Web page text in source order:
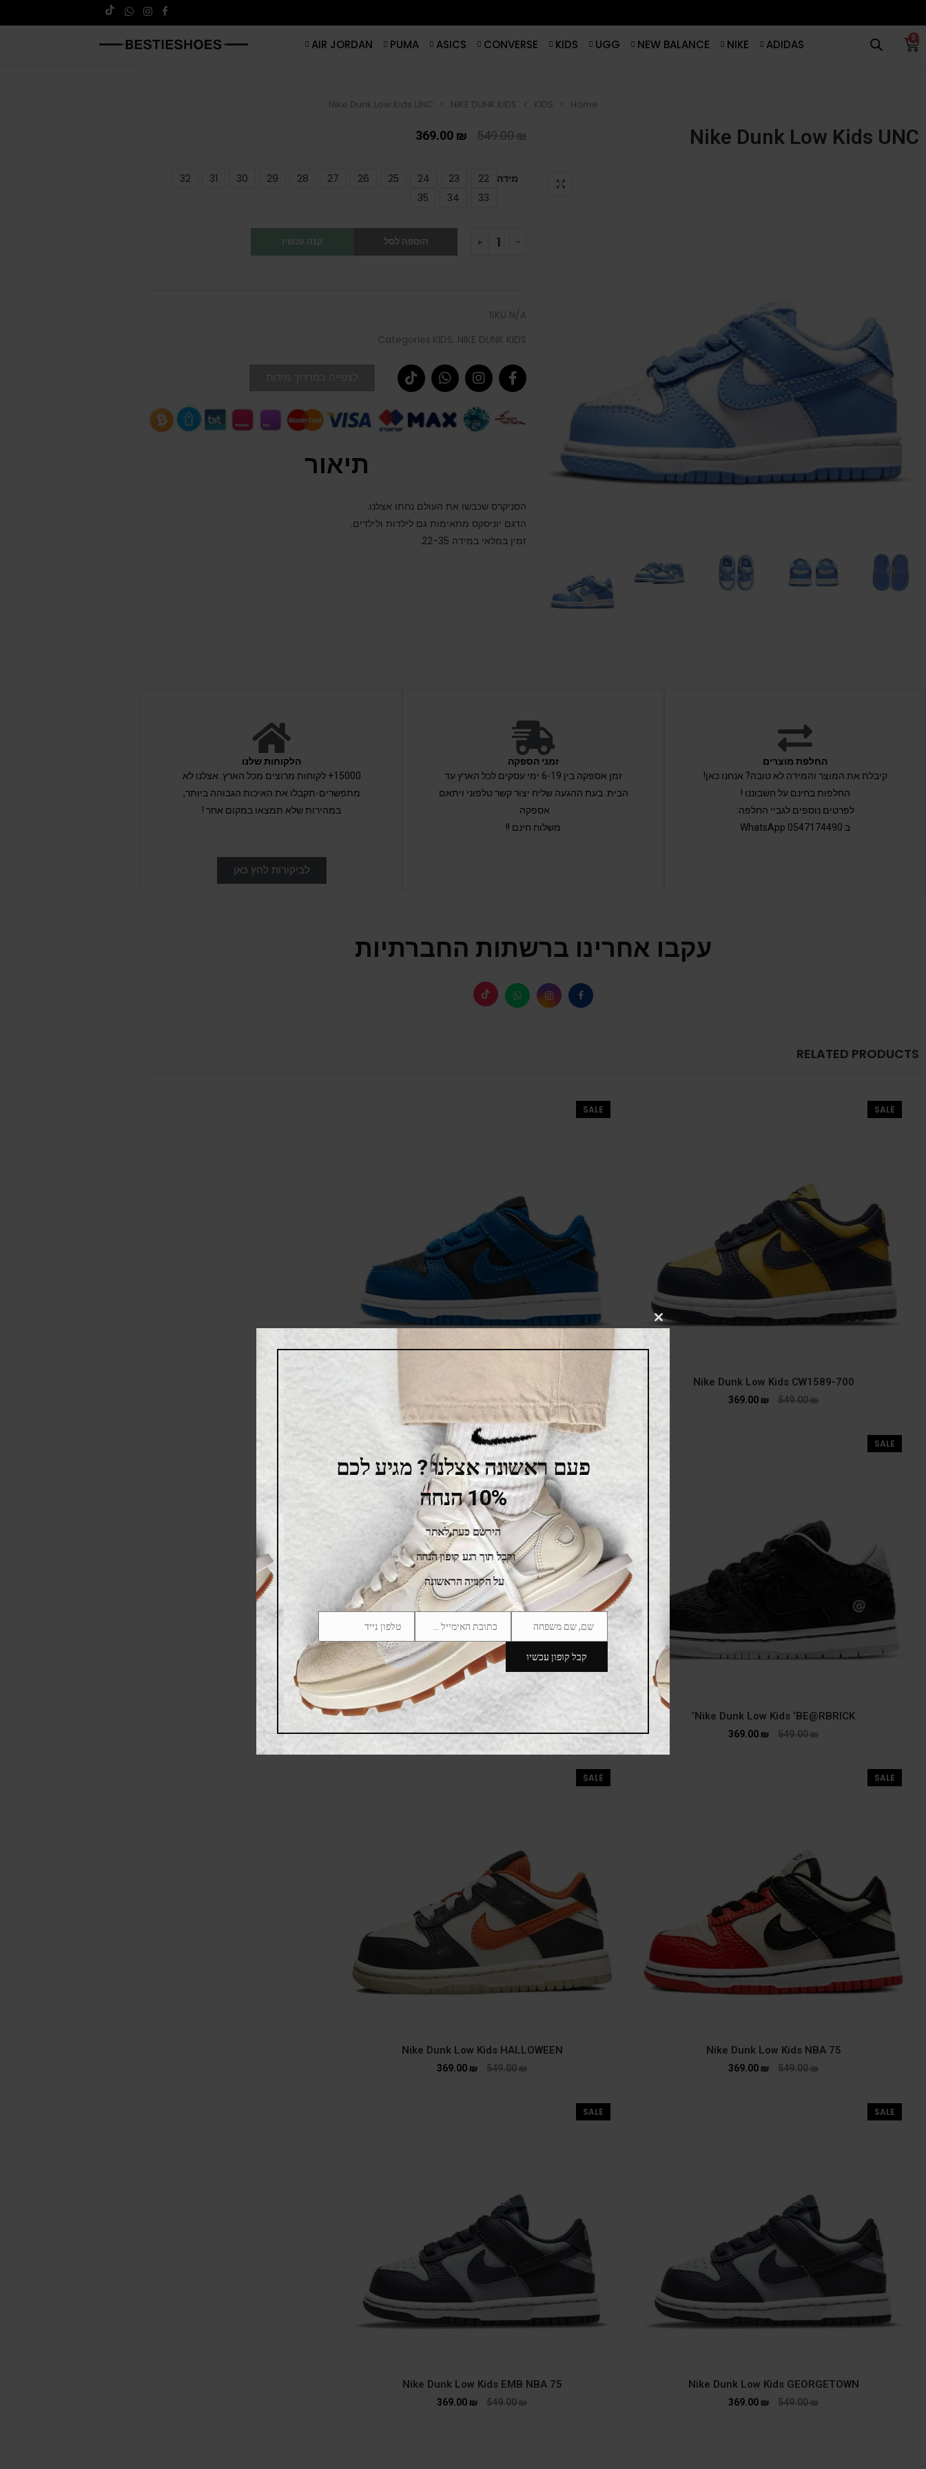
0
ADIDAS
NIKE
NEW BALANCE
UGG
KIDS
CONVERSE
ASICS
PUMA
AIR JORDAN
Home
KIDS
NIKE DUNK KIDS
Nike Dunk Low Kids UNC
Nike Dunk Low Kids UNC
549.00₪
369.00 ₪
מידה 22
23
24
25
26
27
28
29
30
31
32
33
34
35
הוספה לסל קנה עכשיו
SKU N/A
Categories KIDS, NIKE DUNK KIDS
תיאור
הסניקרס שכבשו את העולם נחתו אצלנו.
הדגם יוניסקס מתאימות גם לילדות ולילדים.
זמין במלאי במידה 22-35.
החלפת מוצרים
קיבלת את המוצר והמידה לא טובה? אנחנו כאן!
החלפות בחינם על חשבוננו !
לפרטים נוספים לגביי החלפה:
ב 0547174490 WhatsApp
זמני הספקה
זמן אספקה בין 6-19 ימי עסקים לכל הארץ עד
הבית. בעת ההגעה שליח יצור קשר טלפוני ויתאם
אספקה.
משלוח חינם !!
הלקוחות שלנו
15000+ לקוחות מרוצים מכל הארץ. אצלנו לא
מתפשרים-תקבלו את האיכות הגבוהה ביותר,
במהירות שלא תמצאו במקום אחר !
לביקורות לחץ כאן
עקבו אחרינו ברשתות החברתיות
RELATED PRODUCTS
SALE
Nike Dunk Low Kids CW1589-700
549.00₪
369.00 ₪
SALE
Nike Dunk Low Kids Hyper Cobelt
549.00₪
369.00 ₪
SALE
Nike Dunk Low Kids ‘BE@RBRICK’
549.00₪
369.00 ₪
SALE
Nike Dunk Low Kids Red White
549.00₪
369.00₪
SALE
Nike Dunk Low Kids NBA 75
549.00₪
369.00 ₪
SALE
Nike Dunk Low Kids HALLOWEEN
549.00₪
369.00 ₪
SALE
Nike Dunk Low Kids GEORGETOWN
549.00₪
369.00 ₪
SALE
Nike Dunk Low Kids EMB NBA 75
549.00₪
369.00 ₪
CLOSE
MODULE
פעם ראשונה אצלנו ? מגיע לכם
10% הנחה
הירשם כעת לאתר
וקבל תוך רגע קופון הנחה
על הקנייה הראשונה
Name
שם, שם משפחה Email
Phone
Number
טלפון נייד
קבל קופון עכשיו